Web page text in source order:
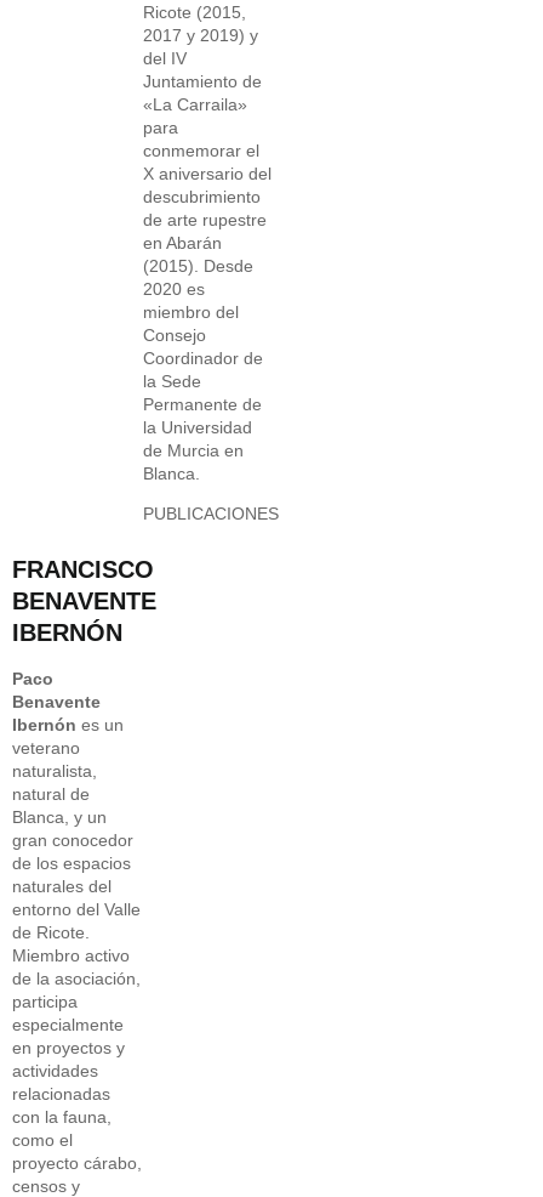
Ricote (2015,
2017 y 2019) y
del IV
Juntamiento de
«La Carraila»
para
conmemorar el
X aniversario del
descubrimiento
de arte rupestre
en Abarán
(2015). Desde
2020 es
miembro del
Consejo
Coordinador de
la Sede
Permanente de
la Universidad
de Murcia en
Blanca.
PUBLICACIONES
FRANCISCO
BENAVENTE
IBERNÓN
Paco
Benavente
Ibernón es un
veterano
naturalista,
natural de
Blanca, y un
gran conocedor
de los espacios
naturales del
entorno del Valle
de Ricote.
Miembro activo
de la asociación,
participa
especialmente
en proyectos y
actividades
relacionadas
con la fauna,
como el
proyecto cárabo,
censos y